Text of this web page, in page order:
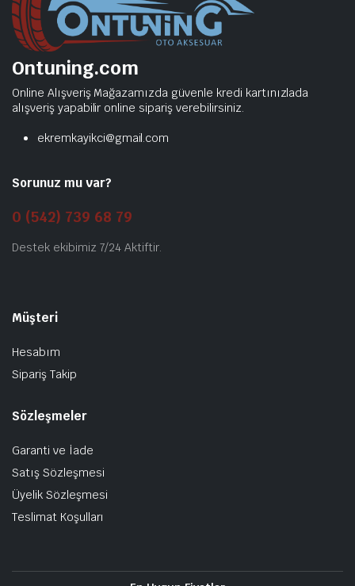
Ontuning.com
Online Alışveriş Mağazamızda güvenle kredi kartınızlada
alışveriş yapabilir online sipariş verebilirsiniz.
ekremkayikci@gmail.com
Sorunuz mu var?
0 (542) 739 68 79
Destek ekibimiz 7/24 Aktiftir.
Müşteri
Hesabım
Sipariş Takip
Sözleşmeler
Garanti ve İade
Satış Sözleşmesi
Üyelik Sözleşmesi
Teslimat Koşulları